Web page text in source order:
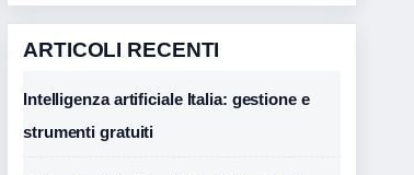
ARTICOLI RECENTI
Intelligenza artificiale Italia: gestione e
strumenti gratuiti